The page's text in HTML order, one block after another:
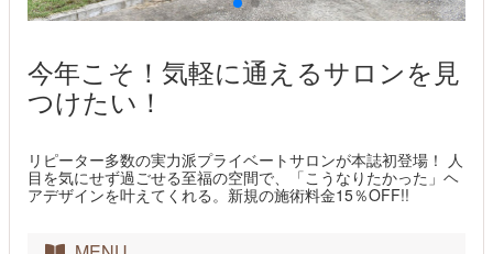
今年こそ！気軽に通えるサロンを見
つけたい！
リピーター多数の実力派プライベートサロンが本誌初登場！ 人
目を気にせず過ごせる至福の空間で、「こうなりたかった」ヘ
アデザインを叶えてくれる。新規の施術料金15％OFF!!